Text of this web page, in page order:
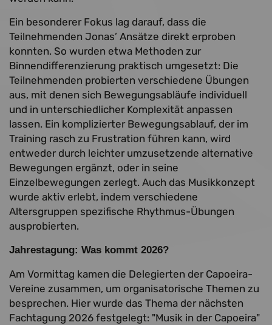
Ein besonderer Fokus lag darauf, dass die
Teilnehmenden Jonas’ Ansätze direkt erproben
konnten. So wurden etwa Methoden zur
Binnendifferenzierung praktisch umgesetzt: Die
Teilnehmenden probierten verschiedene Übungen
aus, mit denen sich Bewegungsabläufe individuell
und in unterschiedlicher Komplexität anpassen
lassen. Ein komplizierter Bewegungsablauf, der im
Training rasch zu Frustration führen kann, wird
entweder durch leichter umzusetzende alternative
Bewegungen ergänzt, oder in seine
Einzelbewegungen zerlegt. Auch das Musikkonzept
wurde aktiv erlebt, indem verschiedene
Altersgruppen spezifische Rhythmus-Übungen
ausprobierten.
Jahrestagung: Was kommt 2026?
Am Vormittag kamen die Delegierten der Capoeira-
Vereine zusammen, um organisatorische Themen zu
besprechen. Hier wurde das Thema der nächsten
Fachtagung 2026 festgelegt: "Musik in der Capoeira"